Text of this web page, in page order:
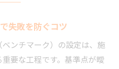
失敗を防ぐコツ
ンチマーク）の設定は、施
要な工程です。基準点が曖